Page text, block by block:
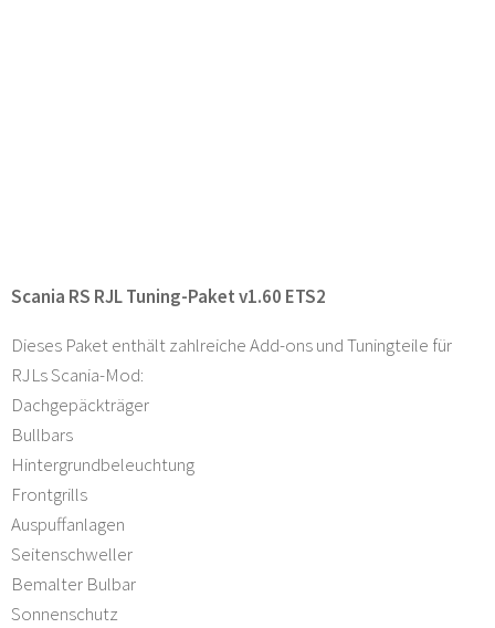
Scania RS RJL Tuning-Paket v1.60 ETS2
Dieses Paket enthält zahlreiche Add-ons und Tuningteile für
RJLs Scania-Mod:
Dachgepäckträger
Bullbars
Hintergrundbeleuchtung
Frontgrills
Auspuffanlagen
Seitenschweller
Bemalter Bulbar
Sonnenschutz